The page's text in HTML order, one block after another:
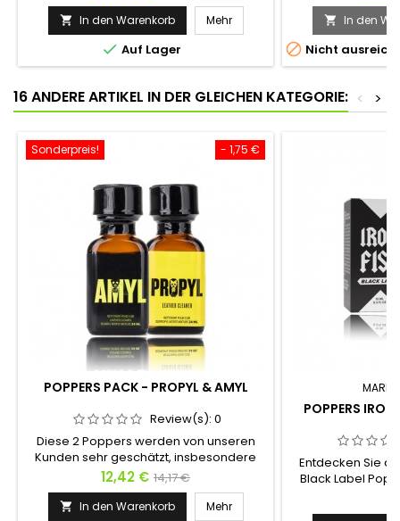
verschiedene Effekte und 2
verschiedene Moleküle. Ob es darum
geht, die verschiedenen Rush zu
entdecken oder regelmäßig
ist der ideale Rucksack !Für Abende mit...
 In den Warenkorb Mehr
 Auf Lager
 In den
 Nicht
16 ANDERE ARTIKEL IN DER GLEICHEN KATEGORIE: >
<
- 1,75 €
Sonderpreis!
POPPERS PACK - PROPYL & AMYL
Review(s): 0
Diese 2 Poppers werden von unseren
Kunden sehr geschätzt, insbesondere
jenseits des Ärmelkanals und jenseits
des Atlantiks! Wir haben speziell für Sie
diese Poppers-Packung mit 24 ml Amyl
Preis
12,42 € Verkaufspreis
14,17 €
 In den Warenkorb Mehr
POPPERS
Entdecken Sie
Black Label
mitnehmen